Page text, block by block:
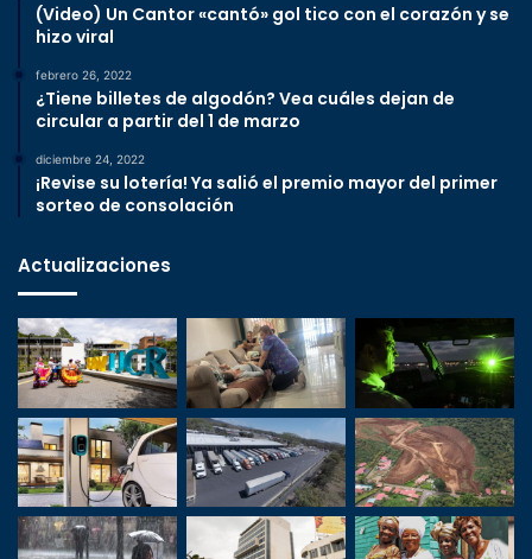
(Video) Un Cantor «cantó» gol tico con el corazón y se
hizo viral
febrero 26, 2022
¿Tiene billetes de algodón? Vea cuáles dejan de
circular a partir del 1 de marzo
diciembre 24, 2022
¡Revise su lotería! Ya salió el premio mayor del primer
sorteo de consolación
Actualizaciones